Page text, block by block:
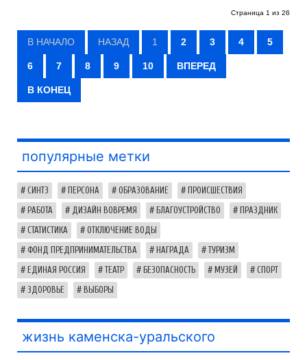
Страница 1 из 26
В НАЧАЛО НАЗАД 1 2 3 4 5
6 7 8 9 10 ВПЕРЕД
В КОНЕЦ
популярные метки
СИНТЗ ПЕРСОНА ОБРАЗОВАНИЕ ПРОИСШЕСТВИЯ
РАБОТА ДИЗАЙН ВОВРЕМЯ БЛАГОУСТРОЙСТВО ПРАЗДНИК
СТАТИСТИКА ОТКЛЮЧЕНИЕ ВОДЫ
ФОНД ПРЕДПРИНИМАТЕЛЬСТВА НАГРАДА ТУРИЗМ
ЕДИНАЯ РОССИЯ ТЕАТР БЕЗОПАСНОСТЬ МУЗЕЙ СПОРТ
ЗДОРОВЬЕ ВЫБОРЫ
жизнь каменска-уральского